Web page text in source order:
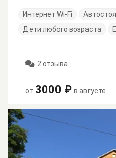
Интернет Wi-Fi
Дети любого возраста
2 отзыва
от 3000 ₽ в августе